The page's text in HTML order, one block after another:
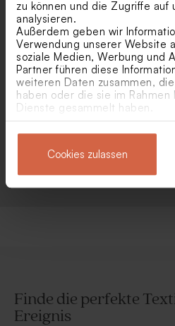
zu können und die Zugriffe auf
analysieren.
Außerdem geben wir
Verwendung unserer Website
soziale Medien, Werbung und
Partner führen diese
weiteren Daten zusammen,
haben oder die sie im Rahmen
Dienste gesammelt haben.
Cookies zulassen
selbst von unserer
Premium-Qualität.
Ökologisches
Engagement und
eigene Druckerei.
Finde die perfekte
Ereignis